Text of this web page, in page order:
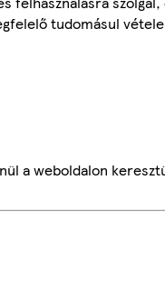
tudomásul
a weboldalon